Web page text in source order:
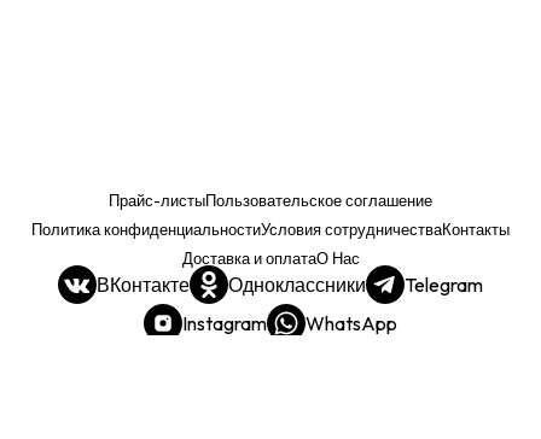
Прайс-листыПользовательское соглашение
Политика конфиденциальностиУсловия сотрудничестваКонтакты
Доставка и оплатаО Нас
ВКонтакте Одноклассники
Telegram
Instagram
WhatsApp